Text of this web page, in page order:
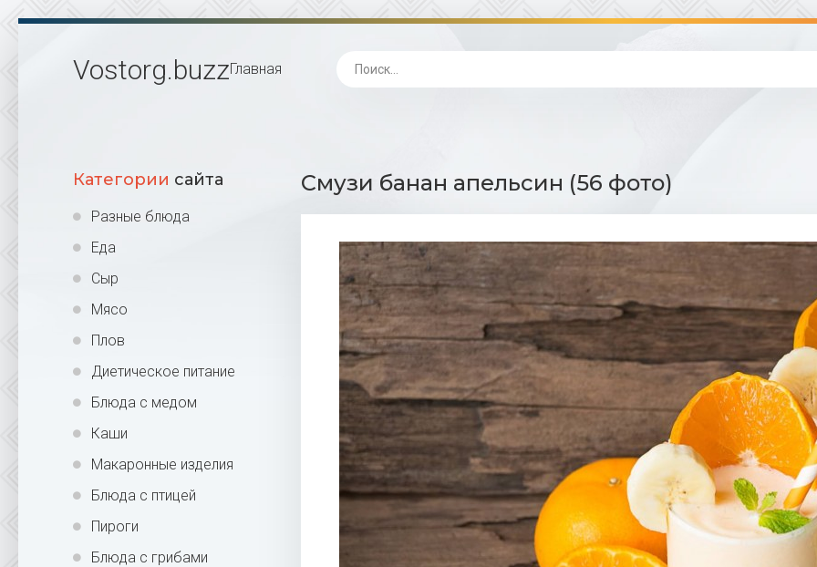
Vostorg.buzzГлавная
Категории сайта
Разные блюда
Еда
Сыр
Мясо
Плов
Диетическое питание
Блюда с медом
Каши
Макаронные изделия
Блюда с птицей
Пироги
Блюда с грибами
Смузи банан апельсин (56 фото)